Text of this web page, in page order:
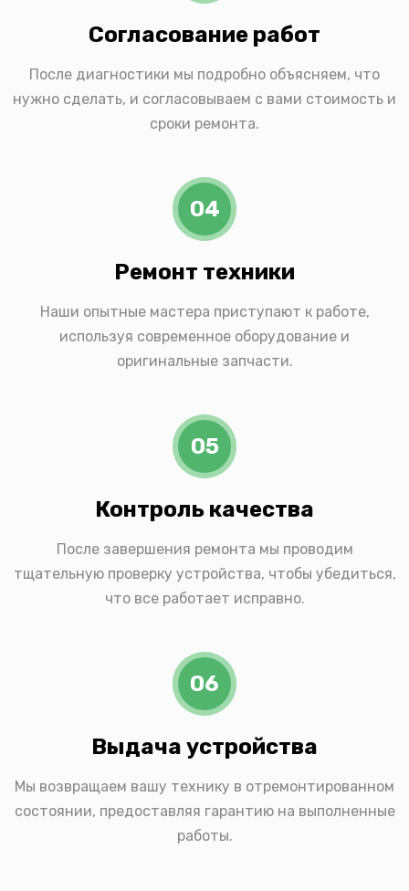
Согласование работ
После диагностики мы подробно объясняем, что
нужно сделать, и согласовываем с вами стоимость и
сроки ремонта.
04
Ремонт техники
Наши опытные мастера приступают к работе,
используя современное оборудование и
оригинальные запчасти.
05
Контроль качества
После завершения ремонта мы проводим
тщательную проверку устройства, чтобы убедиться,
что все работает исправно.
06
Выдача устройства
Мы возвращаем вашу технику в отремонтированном
состоянии, предоставляя гарантию на выполненные
работы.